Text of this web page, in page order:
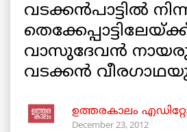
വടക്കന്‍പാട്ടില്‍
വാസുദേവന്‍
വടക്കന്‍
ഉത്തരകാലം
December 23, 2012